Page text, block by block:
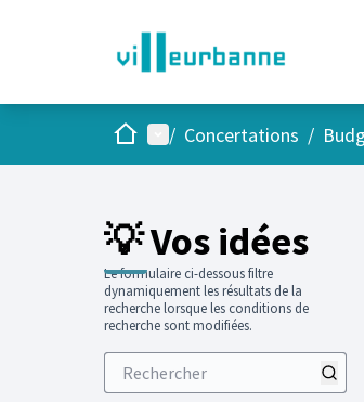
AccueilMenu principal
/ Concertations /
💡 Vos idées
Le formulaire ci-dessous filtre
dynamiquement les résultats de la
recherche lorsque les conditions de
recherche sont modifiées.